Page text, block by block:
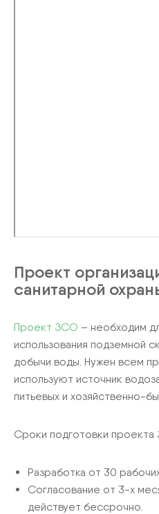
Проект
санитарной
Проект ЗСО – необходим
использования подземной
добычи воды. Нужен всем
используют источник
питьевых и хозяйственно-
Сроки подготовки
Разработка от 30
Согласование от 3-х
действует бессрочно.